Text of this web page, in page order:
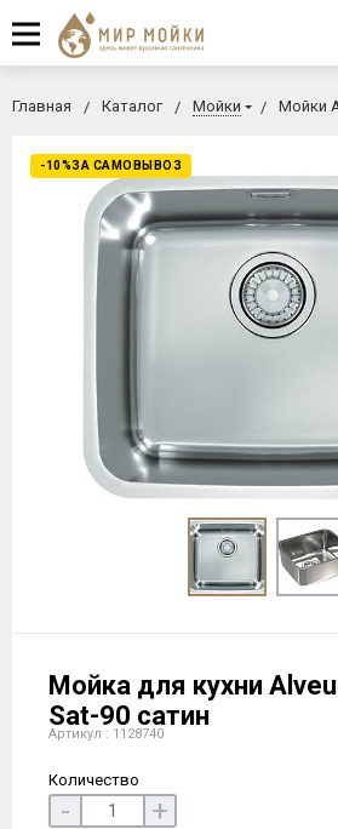
Главная Каталог Мойки Мойки
-10%ЗА САМОВЫВОЗ
Мойка для кухни
Sat-90 сатин
Артикул : 1128740
Количество
- +